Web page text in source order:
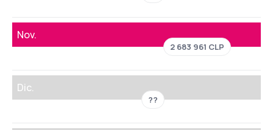
Nov.
2 683 961 CLP
Dic.
??